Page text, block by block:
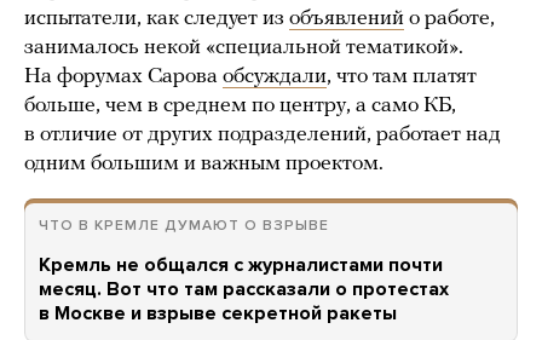
испытатели, как следует из объявлений о работе,
занималось некой «специальной тематикой».
На форумах Сарова обсуждали, что там платят
больше, чем в среднем по центру, а само КБ,
в отличие от других подразделений, работает над
одним большим и важным проектом.
ЧТО В КРЕМЛЕ ДУМАЮТ О ВЗРЫВЕ
Кремль не общался с журналистами почти
месяц. Вот что там рассказали о протестах
в Москве и взрыве секретной ракеты